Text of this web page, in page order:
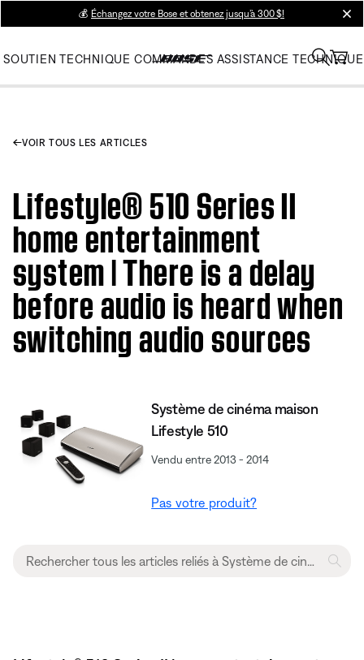
💰 Échangez votre Bose et obtenez jusqu’à 300 $!
SOUTIEN TECHNIQUE COMMANDES ASSISTANCE TECHNIQUE
VOIR TOUS LES ARTICLES
Lifestyle® 510 Series II
home entertainment
system | There is a delay
before audio is heard when
switching audio sources
Système de cinéma maison
Lifestyle 510
Vendu entre 2013 - 2014
Pas votre produit?